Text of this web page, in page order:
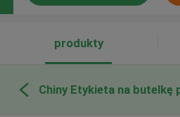
produkty
Chiny Etykieta na butelkę